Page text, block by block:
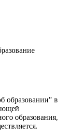
образовании" в
образования,